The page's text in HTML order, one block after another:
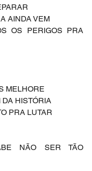
AINDA VEM
OS PERIGOS PRA
MELHORE
DA HISTÓRIA
PRA LUTAR
NÃO SER TÃO